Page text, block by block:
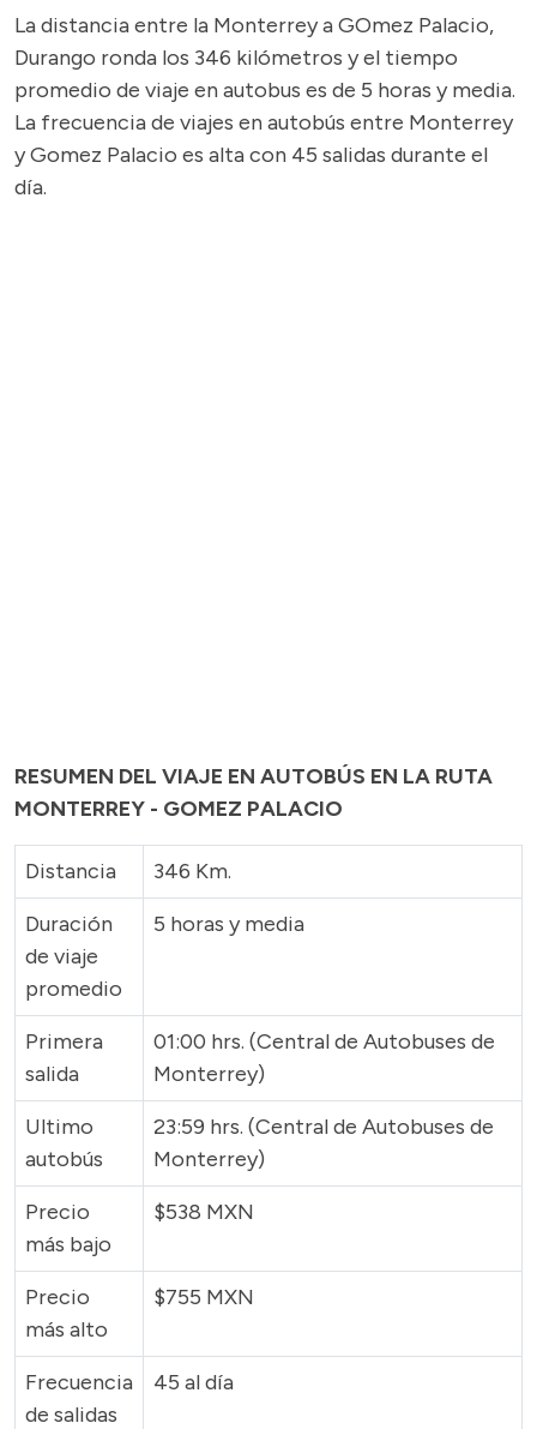
La distancia entre la Monterrey a GOmez Palacio,
Durango ronda los 346 kilómetros y el tiempo
promedio de viaje en autobus es de 5 horas y media.
La frecuencia de viajes en autobús entre Monterrey
y Gomez Palacio es alta con 45 salidas durante el
día.
RESUMEN DEL VIAJE EN AUTOBÚS EN LA RUTA
MONTERREY - GOMEZ PALACIO
Distancia
346 Km.
Duración
de viaje
promedio
5 horas y media
Primera
salida
01:00 hrs. (Central de Autobuses de
Monterrey)
Ultimo
autobús
23:59 hrs. (Central de Autobuses de
Monterrey)
Precio
más bajo
$538 MXN
Precio
más alto
$755 MXN
Frecuencia
de salidas
45 al día